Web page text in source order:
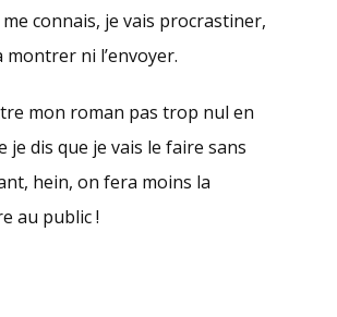
connais, je vais procrastiner,
ni l’envoyer.
mon roman pas trop nul en
dis que je vais le faire sans
hein, on fera moins la
au public !